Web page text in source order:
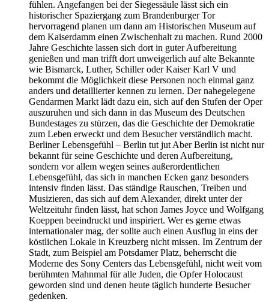
fühlen. Angefangen bei der Siegessäule lässt sich ein
historischer Spaziergang zum Brandenburger Tor
hervorragend planen um dann am Historischen Museum auf
dem Kaiserdamm einen Zwischenhalt zu machen. Rund 2000
Jahre Geschichte lassen sich dort in guter Aufbereitung
genießen und man trifft dort unweigerlich auf alte Bekannte
wie Bismarck, Luther, Schiller oder Kaiser Karl V und
bekommt die Möglichkeit diese Personen noch einmal ganz
anders und detaillierter kennen zu lernen. Der nahegelegene
Gendarmen Markt lädt dazu ein, sich auf den Stufen der Oper
auszuruhen und sich dann in das Museum des Deutschen
Bundestages zu stürzen, das die Geschichte der Demokratie
zum Leben erweckt und dem Besucher verständlich macht.
Berliner Lebensgefühl – Berlin tut jut Aber Berlin ist nicht nur
bekannt für seine Geschichte und deren Aufbereitung,
sondern vor allem wegen seines außerordentlichen
Lebensgefühl, das sich in manchen Ecken ganz besonders
intensiv finden lässt. Das ständige Rauschen, Treiben und
Musizieren, das sich auf dem Alexander, direkt unter der
Weltzeituhr finden lässt, hat schon James Joyce und Wolfgang
Koeppen beeindruckt und inspiriert. Wer es gerne etwas
internationaler mag, der sollte auch einen Ausflug in eins der
köstlichen Lokale in Kreuzberg nicht missen. Im Zentrum der
Stadt, zum Beispiel am Potsdamer Platz, beherrscht die
Moderne des Sony Centers das Lebensgefühl, nicht weit vom
berühmten Mahnmal für alle Juden, die Opfer Holocaust
geworden sind und denen heute täglich hunderte Besucher
gedenken.